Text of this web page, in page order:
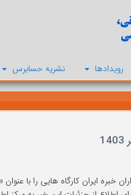
رویدادها نشریه حسابرس
خبره ایران کارگاه هایی را با